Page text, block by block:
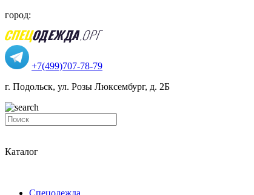
город:
+7(499)707-78-79
г. Подольск, ул. Розы Люксембург, д. 2Б
Каталог
Спецодежда